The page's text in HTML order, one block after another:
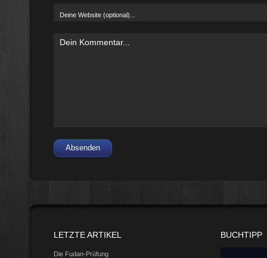
Absenden
LETZTE ARTIKEL
Die Fudan-Prüfung
BUCHTIPP